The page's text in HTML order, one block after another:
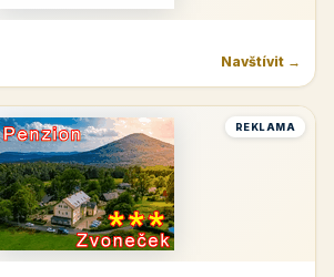
Navštívit →
REKLAMA